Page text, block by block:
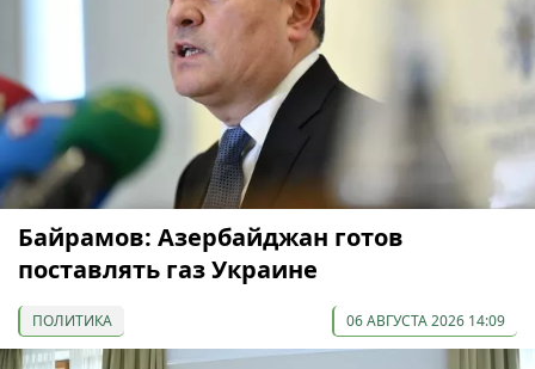
Байрамов: Азербайджан готов
поставлять газ Украине
ПОЛИТИКА 06 АВГУСТА 2026 14:09